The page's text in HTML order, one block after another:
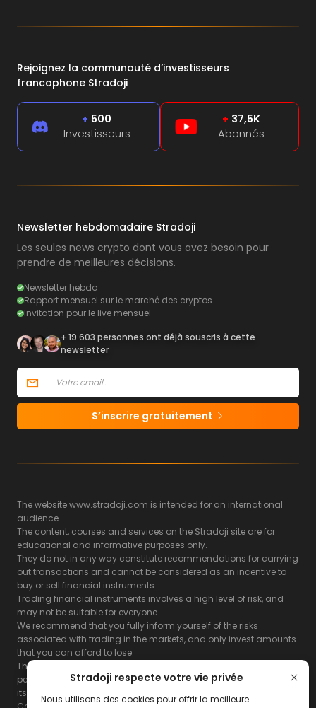
Stradoji respecte votre vie privée
Nous utilisons des cookies pour offrir la meilleure
Rejoignez la communauté d’investisseurs
francophone Stradoji
+ 500
Investisseurs
+ 37,5K
Abonnés
Newsletter hebdomadaire Stradoji
Les seules news crypto dont vous avez besoin pour
prendre de meilleures décisions.
Newsletter hebdo
Rapport mensuel sur le marché des cryptos
Invitation pour le live mensuel
+ 19 603 personnes ont déjà souscris à cette
newsletter
S’inscrire gratuitement
The website www.stradoji.com is intended for an international
audience.
The content, courses and services on the Stradoji site are for
educational and informative purposes only.
They do not in any way constitute recommendations for carrying
out transactions and cannot be considered as an incentive to
buy or sell financial instruments.
Trading financial instruments involves a high level of risk, and
may not be suitable for everyone.
We recommend that you fully inform yourself of the risks
associated with trading in the markets, and only invest amounts
that you can afford to lose.
The Stradoji site does not guarantee the results or the
performance of products based on the information contained on
its site and its servers.